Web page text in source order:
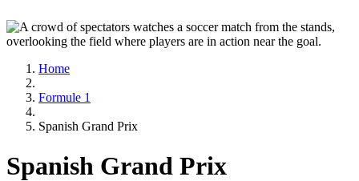
Home
Formule 1
Spanish Grand Prix
Spanish Grand Prix